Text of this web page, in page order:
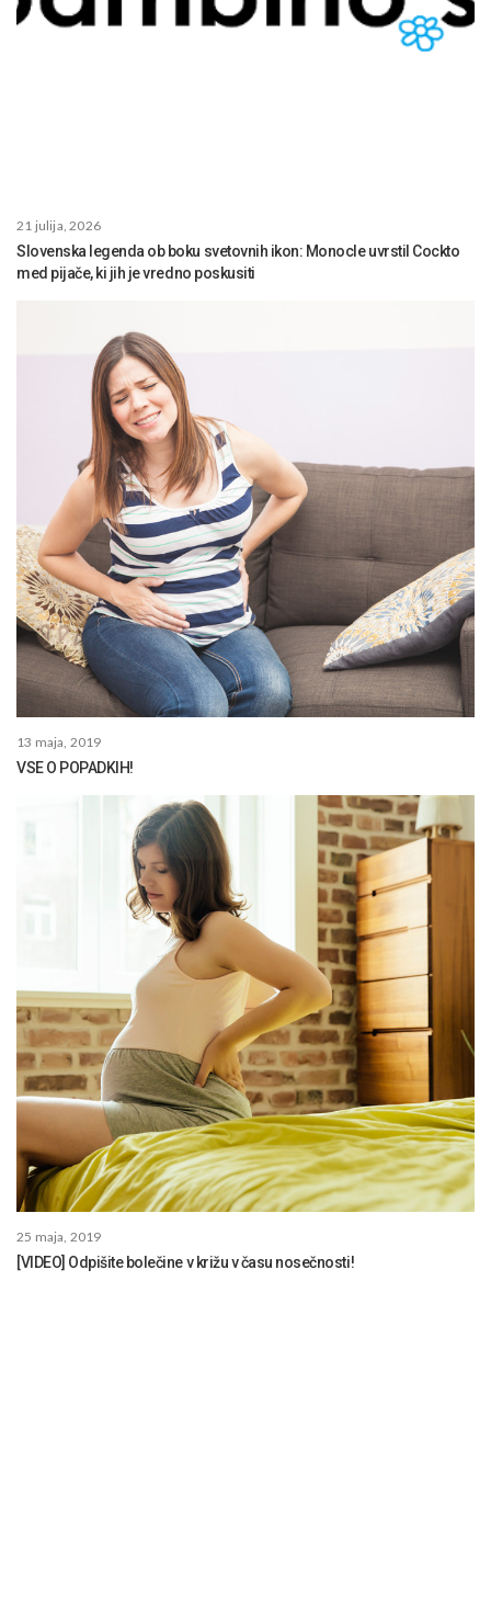
21 julija, 2026
Slovenska legenda ob boku svetovnih ikon: Monocle uvrstil Cockto
med pijače, ki jih je vredno poskusiti
13 maja, 2019
VSE O POPADKIH!
25 maja, 2019
[VIDEO] Odpišite bolečine v križu v času nosečnosti!